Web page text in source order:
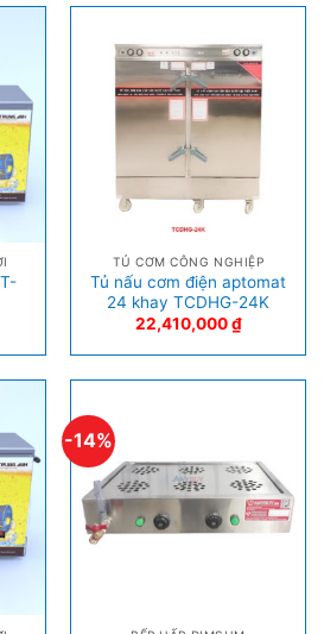
TỦ CƠM CÔNG NGHIỆP
Tủ nấu cơm điện aptomat
24 khay TCDHG-24K
22,410,000₫
-14%